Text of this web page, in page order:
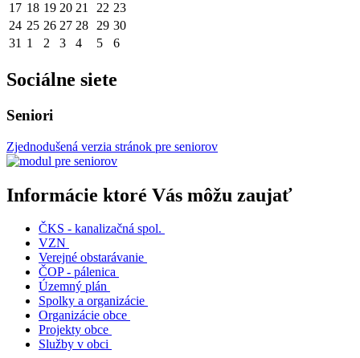
17 18 19 20 21 22 23
24 25 26 27 28 29 30
31 1 2 3 4 5 6
Sociálne siete
Seniori
Zjednodušená verzia stránok pre seniorov
Informácie ktoré Vás môžu zaujať
ČKS - kanalizačná spol.
VZN
Verejné obstarávanie
ČOP - pálenica
Územný plán
Spolky a organizácie
Organizácie obce
Projekty obce
Služby v obci